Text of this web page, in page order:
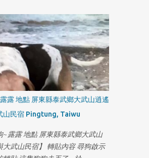
露 地點 屏東縣泰武鄉大武山逍遙
山民宿 Pingtung, Taiwu
~露露 地點 屏東縣泰武鄉大武山
大武山民宿】 轉貼內容 尋狗啟示